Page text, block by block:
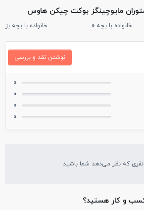
مایوچینگز بوکت چیکن هاوس
خانواده با بچه 0 خانواده با بچه
نوشتن نقد و بررسی
0
0
0
0
نفری که نظر می‌دهد شما باشید
و کار هستید؟